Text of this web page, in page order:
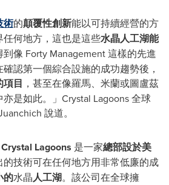
術的顛覆性創新能以可持續經營的方
何地方，這也是這些水晶人工湖能
像 Forty Management 這樣的先進
認第一個綜合設施的成功趨勢後，
項目 ，甚至在像羅馬、米蘭或圖盧茲
是如此。」Crystal Lagoons 全球
說道。
Crystal Lagoons 是一家總部設於美
技術可在任何地方用非常低廉的成
的水晶人工湖。該公司在全球擁